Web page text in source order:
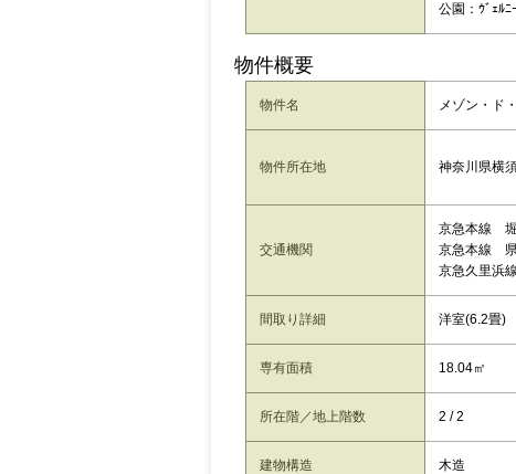
公園：ｳﾞｪﾙ
物件概要
物件名 メゾン・ド
物件所在地 神奈川県横
交通機関
京急本線
京急本線
京急久里浜
間取り詳細 洋室(6.2畳)
専有面積 18.04㎡
所在階／地上階数 2 / 2
建物構造 木造